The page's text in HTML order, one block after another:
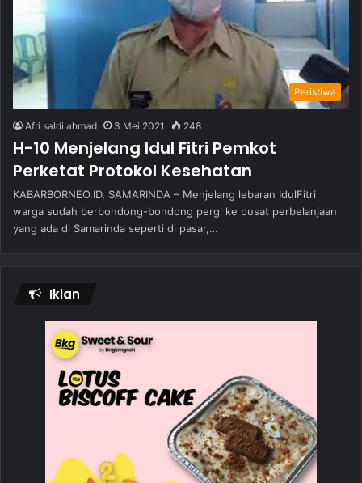
Peristiwa
Afri saldi ahmad 3 Mei 2021 248
H-10 Menjelang Idul Fitri Pemkot
Perketat Protokol Kesehatan
KABARBORNEO.ID, SAMARINDA – Menjelang lebaran IdulFitri
warga sudah berbondong-bondong pergi ke pusat perbelanjaan
yang ada di Samarinda seperti di pasar,…
Iklan